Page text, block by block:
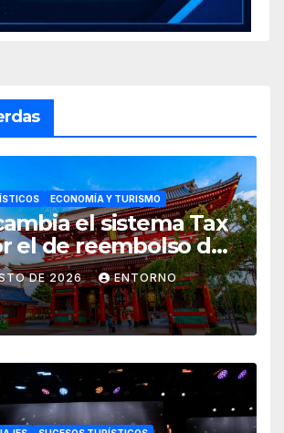
ECONOMÍA Y TURISMO
el sistema Tax
el de reembolso de
desde noviembre
DE 2026 ENTORNO